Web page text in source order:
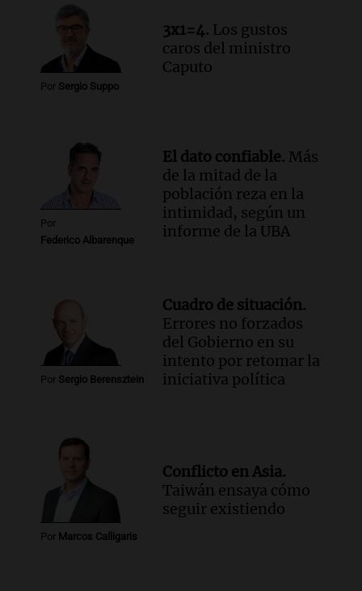
Episodios
Audio.Femicidio por fuego en el auto:
qué dijo la defensa del esposo acusado
Radioinforme 3
Audio.Exconvicto con doble empleo
estatal: la SENAF asegura que se enteró
por los medios
Radioinforme 3
Episodios
Los gustos caros del ministro
Por Sergio Suppo
3x1=4. Los gustos
caros del ministro
Caputo
Por
Federico Albarenque
El dato confiable. Más
de la mitad de la
población reza en la
intimidad, según un
informe de la UBA
Por Sergio Berensztein
Cuadro de situación.
Errores no forzados
del Gobierno en su
intento por retomar la
iniciativa política
Por Marcos Calligaris
Conflicto en Asia.
Taiwán ensaya cómo
seguir existiendo